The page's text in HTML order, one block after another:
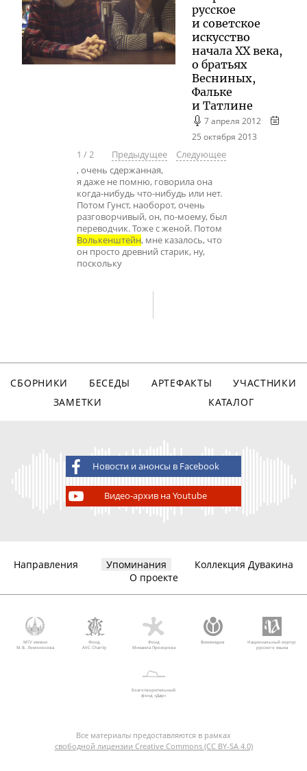
русское
и советское
искусство
начала XX века,
о братьях
Весниных,
Фальке
и Татлине
7 апреля 2012
25 октября 2013
1 /2 Предыдущее
Следующее
, очень сдержанная,
я даже не помню, говорила она
когда-нибудь что-нибудь или нет.
Потом Гунст, наоборот, очень
разговорчивый, он, по-моему, был
переводчик. Тоже с женой. Потом
Волькенштейн, мне казалось, что
он просто древний старик, ну,
поскольку
СБОРНИКИ БЕСЕДЫ АРТЕФАКТЫ
УЧАСТНИКИ
ЗАМЕТКИ
КАТАЛОГ
Новости и анонсы в Facebook
Видео-архив на Youtube
Направления Упоминания
Коллекция Дувакина
О проекте
МГУ имени
М.В. Ломоносова
Фонд
AVC Charity
Фонд
Михаила Прохорова
Викимедиа
Национальный корпус
русского языка
Благотворительный
фонд «Дар»
Все материалы предоставляются в рамках
свободной лицензии Creative Commons (CC BY-SA 4.0)